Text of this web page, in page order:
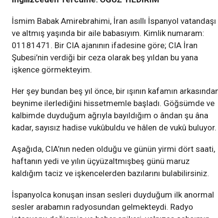
İsmim Babak Amirebrahimi, İran asıllı İspanyol vatandaşı
ve altmış yaşında bir aile babasıyım. Kimlik numaram:
01181471. Bir CIA ajanının ifadesine göre; CIA İran
Şubesi’nin verdiği bir ceza olarak beş yıldan bu yana
işkence görmekteyim.
Her şey bundan beş yıl önce, bir ışının kafamın
beynime ilerlediğini hissetmemle başladı. Göğsümde ve
kalbimde duyduğum ağrıyla bayıldığım o ândan şu âna
kadar, sayısız hadise vukûbuldu ve hâlen de vukû buluyor.
Aşağıda, CIA’nın neden olduğu ve günün yirmi dört saati,
haftanın yedi ve yılın üçyüzaltmışbeş günü maruz
kaldığım taciz ve işkencelerden bazılarını bulabilirsiniz.
İspanyolca konuşan insan sesleri duyduğum ilk anormal
sesler arabamın radyosundan gelmekteydi. Radyo